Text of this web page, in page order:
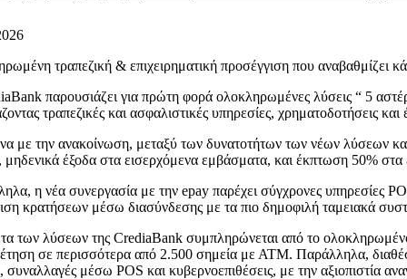
τραπεζική & επιχειρηματική προσέγγιση που αναβαθμίζει
παρουσιάζει για πρώτη φορά ολοκληρωμένες λύσεις “ 5
τραπεζικές και ασφαλιστικές υπηρεσίες, χρηματοδοτήσεις
με την ανακοίνωση, μεταξύ των δυνατοτήτων των νέων λύσεων
μηδενικά έξοδα στα εισερχόμενα εμβάσματα, και έκπτωση 50%
η νέα συνεργασία με την epay παρέχει σύγχρονες υπηρεσίες
κρατήσεων μέσω διασύνδεσης με τα πιο δημοφιλή ταμειακά
των λύσεων της CrediaBank συμπληρώνεται από το
σε περισσότερα από 2.500 σημεία με ΑΤΜ. Παράλληλα,
συναλλαγές μέσω POS και κυβερνοεπιθέσεις, με την αξιοπιστία